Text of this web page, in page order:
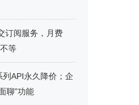
订阅服务，月费
等
API永久降价；企
聊”功能